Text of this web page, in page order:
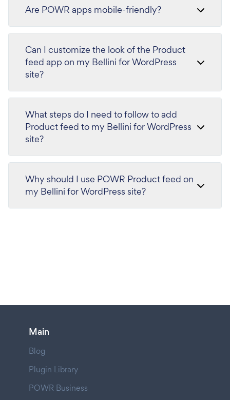
Are POWR apps mobile-friendly?
Can I customize the look of the Product
feed app on my Bellini for WordPress
site?
What steps do I need to follow to add
Product feed to my Bellini for WordPress
site?
Why should I use POWR Product feed on
my Bellini for WordPress site?
Main
Blog
Plugin Library
POWR Business